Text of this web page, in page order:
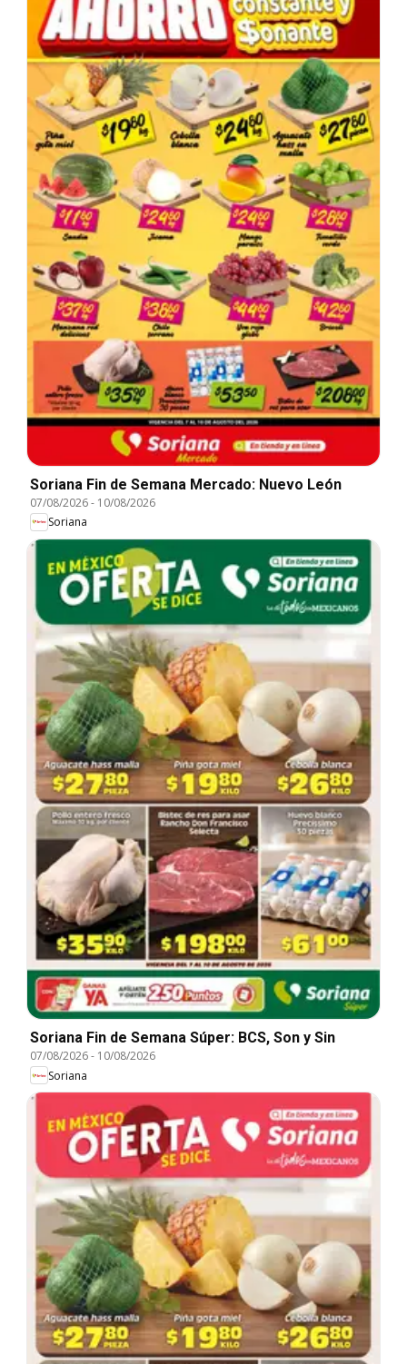
Soriana Fin de Semana Mercado: Nuevo León
07/08/2026- 10/08/2026
Soriana
Soriana Fin de Semana Súper: BCS, Son y Sin
07/08/2026- 10/08/2026
Soriana